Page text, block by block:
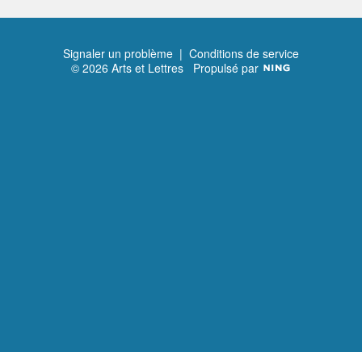
Signaler un problème | Conditions de service
© 2026 Arts et Lettres Propulsé par